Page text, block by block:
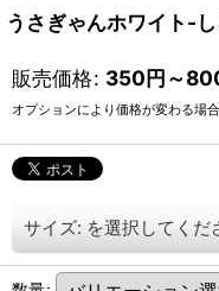
うさぎゃんホワイト-
販売価格: 350円～
オプションにより価格が変わる場合
サイズ: を選択してくだ